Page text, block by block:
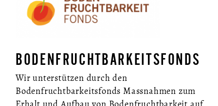
BODENFRUCHTBARKEITSFONDS
Wir unterstützen durch den
Bodenfruchtbarkeitsfonds Massnahmen zum